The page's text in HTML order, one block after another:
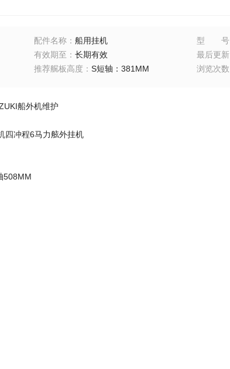
配件名称： 船用挂机 型号
有效期至 ： 长期有效 最后更新
推荐艉板高度 ： S短轴：381MM 浏览次数
船外机维护
四冲程6马力舷外挂机
508MM